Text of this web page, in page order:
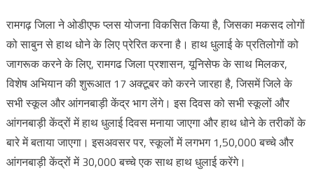
रामगढ़ जिला ने ओडीएफ प्लस योजना विकसित किया है, जिसका मकसद लोगों
को साबुन से हाथ धोने के लिए प्रेरित करना है। हाथ धुलाई के प्रतिलोगों को
जागरूक करने के लिए, रामगढ जिला प्रशासन, यूनिसेफ के साथ मिलकर,
विशेष अभियान की शुरूआत 17 अक्टूबर को करने जारहा है, जिसमें जिले के
सभी स्कूल और आंगनबाड़ी केंद्र भाग लेंगे। इस दिवस को सभी स्कूलों और
आंगनबाड़ी केंद्रों में हाथ धुलाई दिवस मनाया जाएगा और हाथ धोने के तरीकों के
बारे में बताया जाएगा। इसअवसर पर, स्कूलों में लगभग 1,50,000 बच्चे और
आंगनबाड़ी केंद्रों में 30,000 बच्चे एक साथ हाथ धुलाई करेंगे।